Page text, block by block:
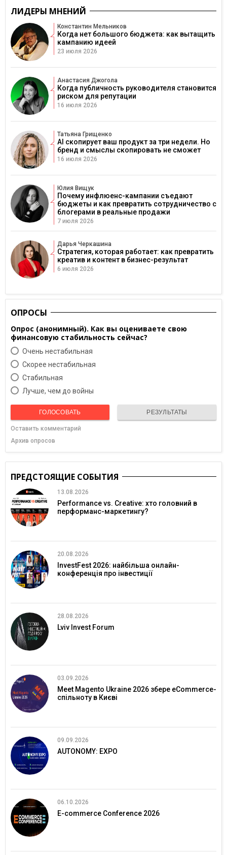
ЛИДЕРЫ МНЕНИЙ
Константин Мельников
Когда нет большого бюджета: как вытащить
кампанию идеей
23 июля 2026
Анастасия Джогола
Когда публичность руководителя становится
риском для репутации
16 июля 2026
Татьяна Грищенко
AI скопирует ваш продукт за три недели. Но
бренд и смыслы скопировать не сможет
16 июля 2026
Юлия Вищук
Почему инфлюенс-кампании съедают
бюджеты и как превратить сотрудничество с
блогерами в реальные продажи
7 июля 2026
Дарья Черкашина
Стратегия, которая работает: как превратить
креатив и контент в бизнес-результат
6 июля 2026
ОПРОСЫ
Опрос (анонимный). Как вы оцениваете свою
финансовую стабильность сейчас?
Очень нестабильная
Скорее нестабильная
Cтабильная
Лучше, чем до войны
ГОЛОСОВАТЬ РЕЗУЛЬТАТЫ
Оставить комментарий
Архив опросов
ПРЕДСТОЯЩИЕ СОБЫТИЯ
13.08.2026
Performance vs. Creative: хто головний в
перформанс-маркетингу?
20.08.2026
InvestFest 2026: найбільша онлайн-
конференція про інвестиції
28.08.2026
Lviv Invest Forum
03.09.2026
Meet Magento Ukraine 2026 збере eCommerce-
спільноту в Києві
09.09.2026
AUTONOMY: EXPO
06.10.2026
E-commerce Conference 2026